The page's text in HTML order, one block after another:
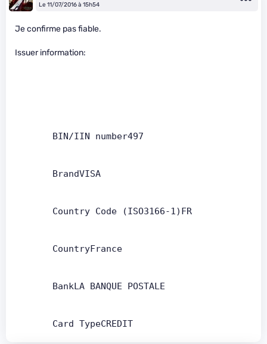
Le 11/07/2016 à 15h54
Je confirme pas fiable.
Issuer information:
       BIN/IIN number497
       BrandVISA
       Country Code (ISO3166-1)FR
       CountryFrance
       BankLA BANQUE POSTALE
       Card TypeCREDIT